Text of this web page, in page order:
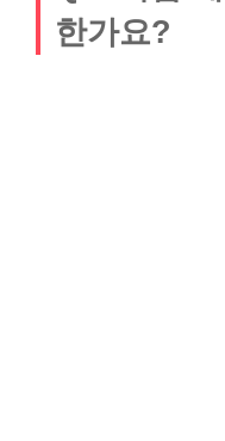
한가요?